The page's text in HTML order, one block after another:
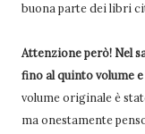
buona parte dei libri
Attenzione però! Nel
fino al quinto volume
volume originale è
ma onestamente